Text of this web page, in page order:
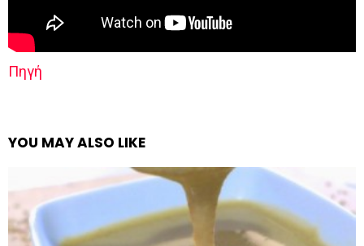
Πηγή
YOU MAY ALSO LIKE